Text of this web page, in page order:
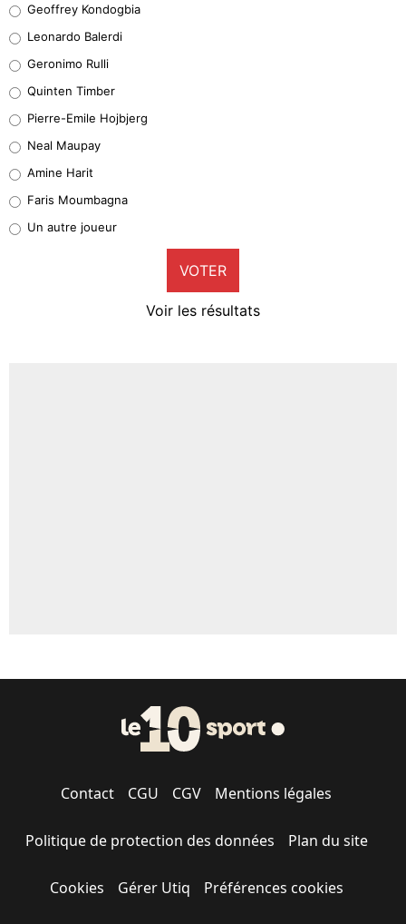
38%
32%
5%
1%
9%
Geoffrey Kondogbia
Leonardo Balerdi
Geronimo Rulli
Quinten Timber
Pierre-Emile Hojbjerg
Neal Maupay
Amine Harit
Faris Moumbagna
Un autre joueur
VOTER
Voir les résultats
Contact CGU CGV Mentions légales
Politique de protection des données Plan du site
Cookies Gérer Utiq Préférences cookies